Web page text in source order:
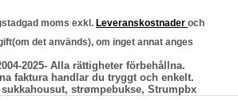
moms exkl. Leveranskostnader och
det används), om inget annat anges
2025- Alla rättigheter förbehållna.
faktura handlar du tryggt och enkelt.
strømpebukse, Strumpbx